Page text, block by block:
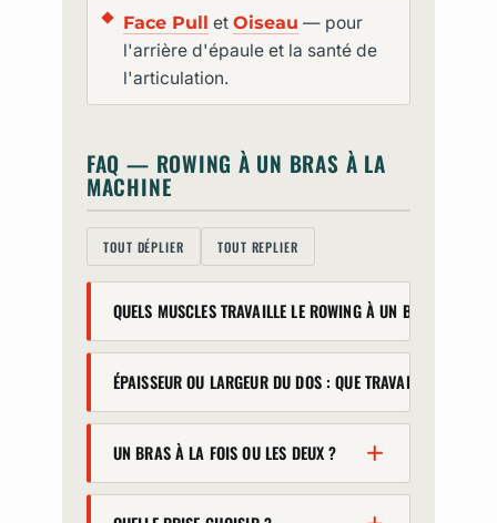
Face Pull et Oiseau — pour
l'arrière d'épaule et la santé de
l'articulation.
FAQ — ROWING À UN BRAS À LA
MACHINE
TOUT DÉPLIER TOUT REPLIER
QUELS MUSCLES TRAVAILLE LE ROWING À UN BRAS À LA
Principalement le grand dorsal,
les trapèzes moyen et inférieur,
les rhomboïdes et le deltoïde
assistance. C'est un tirage
horizontal complet qui développe
ÉPAISSEUR OU LARGEUR DU DOS : QUE TRAVAILLE-T-IL ?
Surtout l'épaisseur (milieu du
dos), car c'est un tirage
horizontal. Pour la largeur (aspect
UN BRAS À LA FOIS OU LES DEUX ?
Un bras à la fois présente un vrai